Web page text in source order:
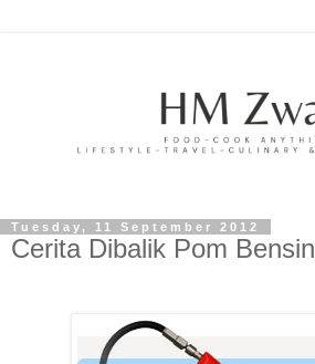
Tuesday, 11 September 2012
Cerita Dibalik Pom Bensin